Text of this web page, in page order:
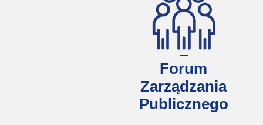
Forum
Zarządzania
Publicznego